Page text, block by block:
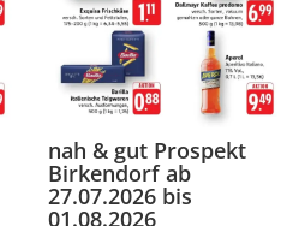
nah & gut Prospekt
Birkendorf ab
27.07.2026 bis
01.08.2026